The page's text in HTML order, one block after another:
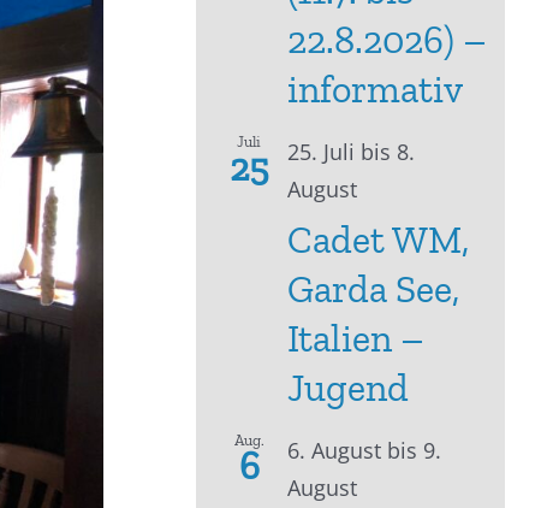
22.8.2026) –
informativ
Juli
25 25. Juli bis 8.
August
Cadet WM,
Garda See,
Italien –
Jugend
Aug.
6 6. August bis 9.
August